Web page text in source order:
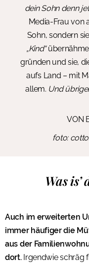
dein Sohn denn
Media-Frau von
Sohn, sondern
„Kind“übernähme
gründen und sie,
aufs Land – mit
allem. Und
VON
foto:
Was
Auch im erweiterten
immer häufiger die
aus der
dort.Irgendwie schräg